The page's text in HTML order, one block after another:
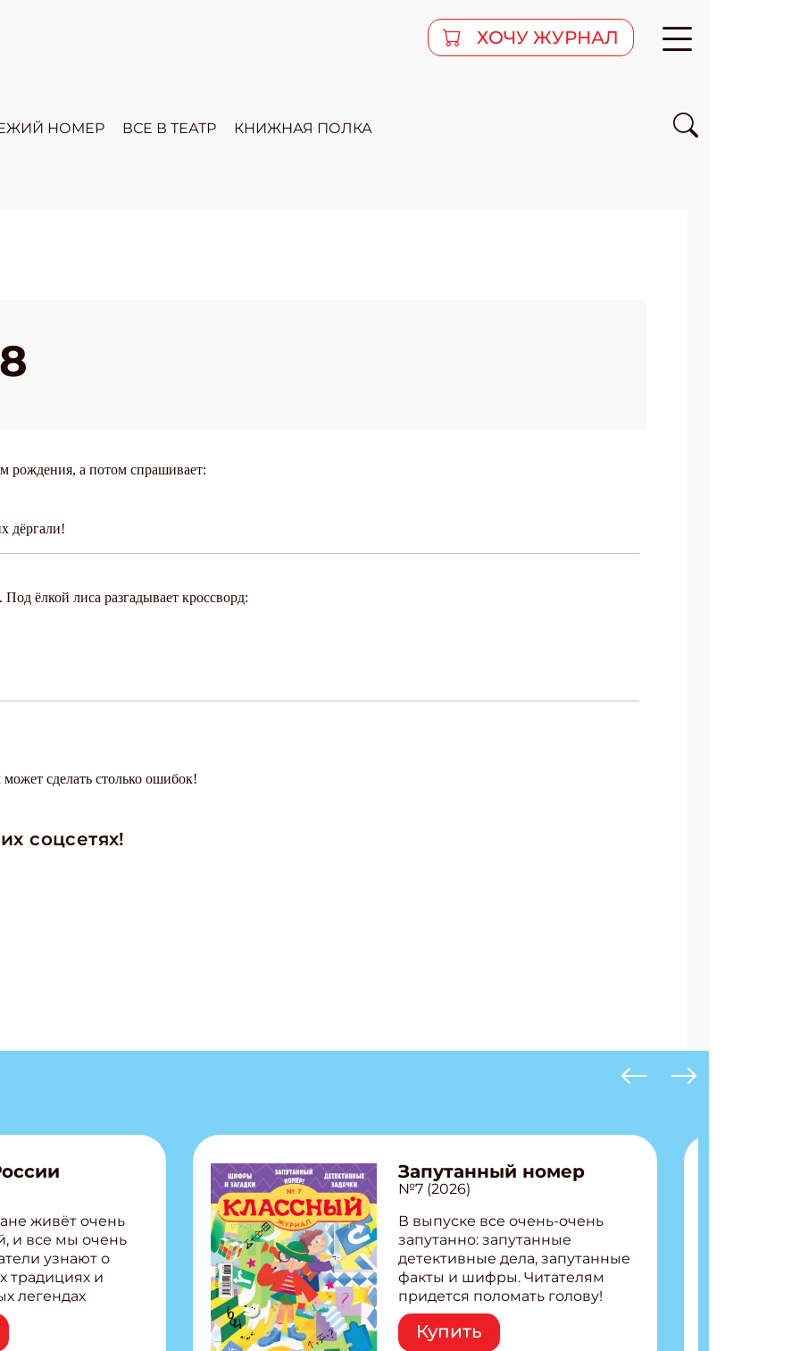
ХОЧУ ЖУРНАЛ
НОМЕР ВСЕ В ТЕАТР КНИЖНАЯ ПОЛКА
рождения, а потом спрашивает:
дёргали!
ёлкой лиса разгадывает кроссворд:
сделать столько ошибок!
соцсетях!
живёт очень
и все мы очень
узнают о
традициях и
легендах
Внутри:
башкир и
Запутанный номер
№7 (2026)
В выпуске все очень-очень
запутанно: запутанные
детективные дела, запутанные
факты и шифры. Читателям
придется поломать голову!
Внутри: Шифры и
расшифровки Плетем
Купить